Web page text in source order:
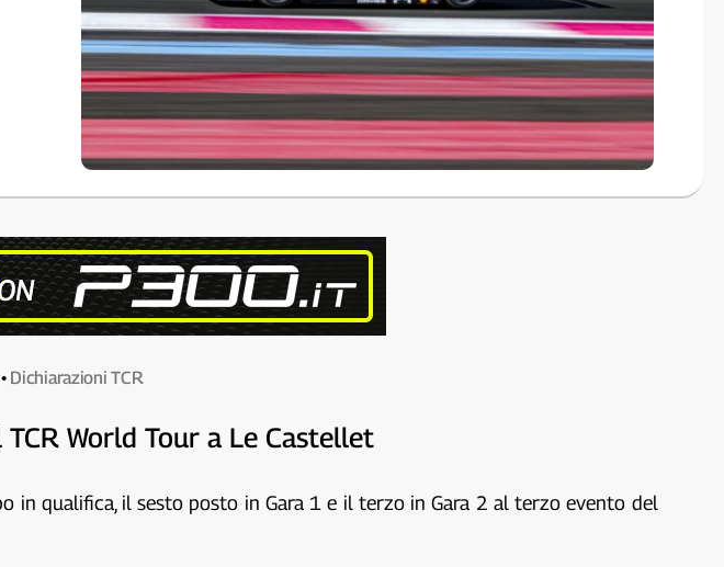
• Dichiarazioni TCR
World Tour a Le Castellet
in qualifica, il sesto posto in Gara 1 e il terzo in Gara 2 al terzo evento del